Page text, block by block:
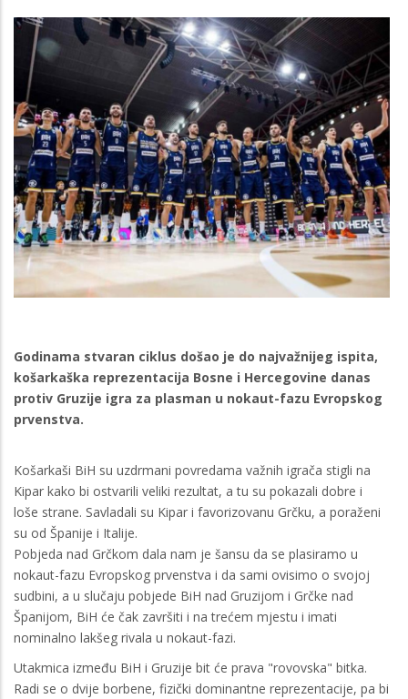
Godinama stvaran ciklus došao je do najvažnijeg ispita,
košarkaška reprezentacija Bosne i Hercegovine danas
protiv Gruzije igra za plasman u nokaut-fazu Evropskog
prvenstva.
Košarkaši BiH su uzdrmani povredama važnih igrača stigli na
Kipar kako bi ostvarili veliki rezultat, a tu su pokazali dobre i
loše strane. Savladali su Kipar i favorizovanu Grčku, a poraženi
su od Španije i Italije.
Pobjeda nad Grčkom dala nam je šansu da se plasiramo u
nokaut-fazu Evropskog prvenstva i da sami ovisimo o svojoj
sudbini, a u slučaju pobjede BiH nad Gruzijom i Grčke nad
Španijom, BiH će čak završiti i na trećem mjestu i imati
nominalno lakšeg rivala u nokaut-fazi.
Utakmica između BiH i Gruzije bit će prava "rovovska" bitka.
Radi se o dvije borbene, fizički dominantne reprezentacije, pa bi